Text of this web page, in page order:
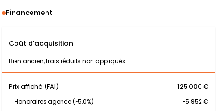
Financement
Coût d'acquisition
Bien ancien, frais réduits non appliqués
Prix affiché (FAI) 125 000 €
Honoraires agence (~5,0%)
-5 952 €